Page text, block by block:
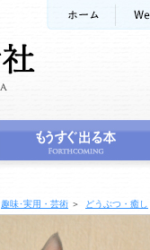
趣味･実用・芸術 ＞ どうぶつ・癒し